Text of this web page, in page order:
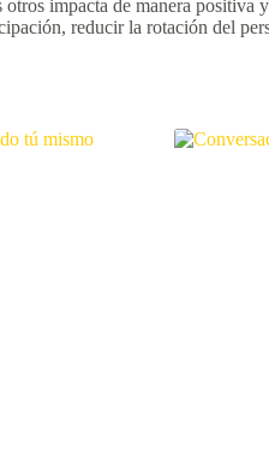
impacta de manera
reducir la rotación del